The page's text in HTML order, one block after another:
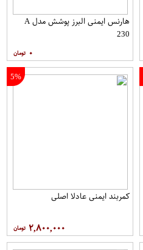
هارنس ایمنی البرز پوشش مدل A
230
۰
5%
کمربند ایمنی عادلا اصلی
۲,۸۰۰,۰۰۰